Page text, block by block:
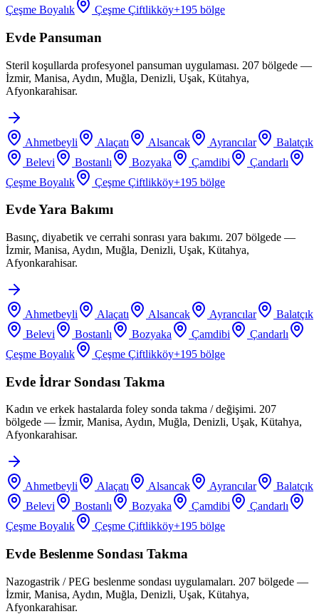
Çeşme Boyalık
Çeşme Çiftlikköy+195 bölge
Evde Pansuman
Steril koşullarda profesyonel pansuman uygulaması. 207 bölgede —
İzmir, Manisa, Aydın, Muğla, Denizli, Uşak, Kütahya,
Afyonkarahisar.
Ahmetbeyli Alaçatı Alsancak Ayrancılar
Balatçık
Belevi
Bostanlı Bozyaka Çamdibi
Çandarlı
Çeşme Boyalık
Çeşme Çiftlikköy+195 bölge
Evde Yara Bakımı
Basınç, diyabetik ve cerrahi sonrası yara bakımı. 207 bölgede —
İzmir, Manisa, Aydın, Muğla, Denizli, Uşak, Kütahya,
Afyonkarahisar.
Ahmetbeyli Alaçatı Alsancak Ayrancılar
Balatçık
Belevi
Bostanlı Bozyaka Çamdibi
Çandarlı
Çeşme Boyalık
Çeşme Çiftlikköy+195 bölge
Evde İdrar Sondası Takma
Kadın ve erkek hastalarda foley sonda takma / değişimi. 207
bölgede — İzmir, Manisa, Aydın, Muğla, Denizli, Uşak, Kütahya,
Afyonkarahisar.
Ahmetbeyli Alaçatı Alsancak Ayrancılar
Balatçık
Belevi
Bostanlı Bozyaka Çamdibi
Çandarlı
Çeşme Boyalık
Çeşme Çiftlikköy+195 bölge
Evde Beslenme Sondası Takma
Nazogastrik / PEG beslenme sondası uygulamaları. 207 bölgede —
İzmir, Manisa, Aydın, Muğla, Denizli, Uşak, Kütahya,
Afyonkarahisar.